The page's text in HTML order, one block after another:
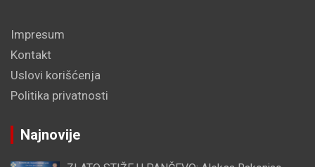
Impresum
Kontakt
Uslovi korišćenja
Politika privatnosti
Najnovije